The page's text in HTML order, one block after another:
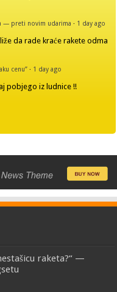
— preti novim udarima · 1 day ago
da rade kraće rakete odma
cenu” · 1 day ago
pobjego iz ludnice !!
raketa?“ —